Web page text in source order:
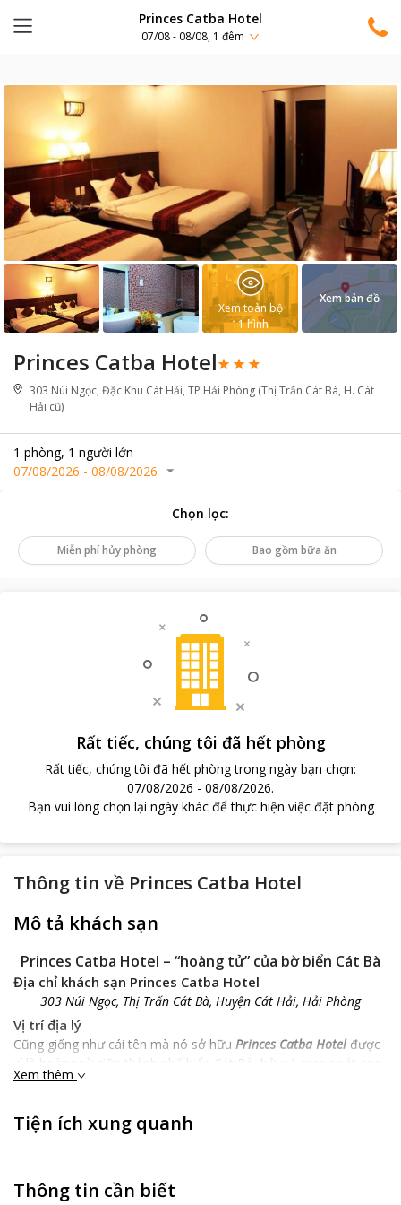
Princes Catba Hotel
07/08 - 08/08, 1 đêm
Princes Catba Hotel
303 Núi Ngọc, Đặc Khu Cát Hải, TP Hải Phòng (Thị Trấn Cát Bà, H. Cát
Hải cũ)
1 phòng, 1 người lớn
07/08/2026 - 08/08/2026
Xem toàn bộ
11hình
Xem bản đồ
Chọn lọc:
Miễn phí hủy phòng Bao gồm bữa ăn
Rất tiếc, chúng tôi đã hết phòng
Rất tiếc, chúng tôi đã hết phòng trong ngày bạn chọn:
07/08/2026 - 08/08/2026.
Bạn vui lòng chọn lại ngày khác để thực hiện việc đặt phòng
Thông tin về Princes Catba Hotel
Mô tả khách sạn
Princes Catba Hotel – “hoàng tử” của bờ biển Cát Bà
Địa chỉ khách sạn Princes Catba Hotel
303 Núi Ngọc, Thị Trấn Cát Bà, Huyện Cát Hải, Hải Phòng
Vị trí địa lý
Cũng giống như cái tên mà nó sở hữu Princes Catba Hotelđược
ví là hoàng tử giữa thành phố biển Cát Bà, bởi nó mang nét cao
sang, quý phái và uy nghi của hoàng gia.Với mặt tiền khá rộng
lớn và hấp dẫn được rất nhiều du khách.
không quá xa so với trung tâm thành phố và sân bay.
Xem thêm
Tiện ích xung quanh
Thông tin cần biết